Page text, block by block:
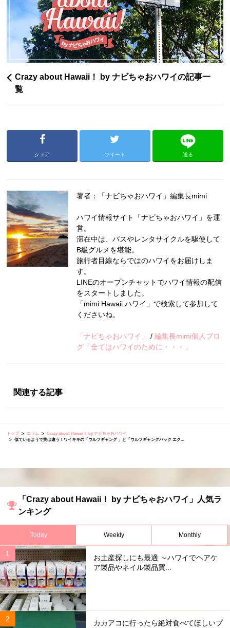
Crazy about Hawaii！ by ナビちゃおハワイの記事一
覧
シェア ツイート 送る
著者：「ナビちゃおハワイ」編集長mimi
ハワイ情報サイト「ナビちゃおハワイ」を運
営。
滞在中は、バスやレンタサイクルを駆使して
B級グルメを堪能。
旅行者目線ならではのハワイをお届けしま
す。
LINEのオープンチャットでハワイ情報の配信
をスタートしました。
「mimi Hawaii ハワイ」で検索して参加して
くださいね。
「ナビちゃおハワイ」 /編集長mimi個人ブロ
グ「全てはハワイのために・・・」
関連する記事
トップ コラム
Crazy about Hawaii！ by ナビちゃおハワイ
似ているようで実は違う！ワイキキの「ウルフギャング 」と「ウルフギャングパック エク...
「Crazy about Hawaii！ by ナビちゃおハワイ」人気ラ
ンキング
Today Weekly Monthly
お土産探しにも最適 ～ハワイでヘアケ
ア製品やネイル製品買...
カカアコに行ったら絶対食べてほしいプ